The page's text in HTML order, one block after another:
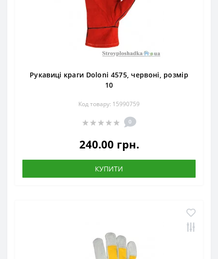
Рукавиці краги Doloni 4575, червоні, розмір
10
Код товару: 15990759
0
240.00 грн.
КУПИТИ